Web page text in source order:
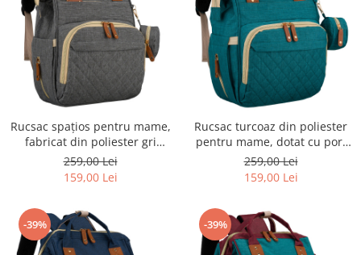
Rucsac spațios pentru mame,
fabricat din poliester gri
închis, echipat cu port USB -
Peterson
259,00 Lei
159,00 Lei
Rucsac turcoaz din poliester
pentru mame, dotat cu port
USB și două compartimente -
Peterson
259,00 Lei
159,00 Lei
-39% -39%